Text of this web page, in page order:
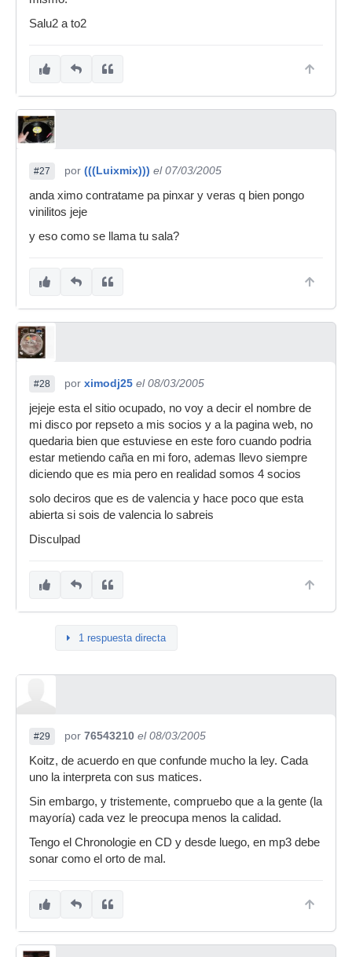
Salu2 a to2
#27 por (((Luixmix))) el 07/03/2005
anda ximo contratame pa pinxar y veras q bien pongo
vinilitos jeje
y eso como se llama tu sala?
#28 por ximodj25 el 08/03/2005
jejeje esta el sitio ocupado, no voy a decir el nombre de
mi disco por repseto a mis socios y a la pagina web, no
quedaria bien que estuviese en este foro cuando podria
estar metiendo caña en mi foro, ademas llevo siempre
diciendo que es mia pero en realidad somos 4 socios
solo deciros que es de valencia y hace poco que esta
abierta si sois de valencia lo sabreis
Disculpad
1 respuesta directa
#29 por 76543210 el 08/03/2005
Koitz, de acuerdo en que confunde mucho la ley. Cada
uno la interpreta con sus matices.
Sin embargo, y tristemente, compruebo que a la gente (la
mayoría) cada vez le preocupa menos la calidad.
Tengo el Chronologie en CD y desde luego, en mp3 debe
sonar como el orto de mal.